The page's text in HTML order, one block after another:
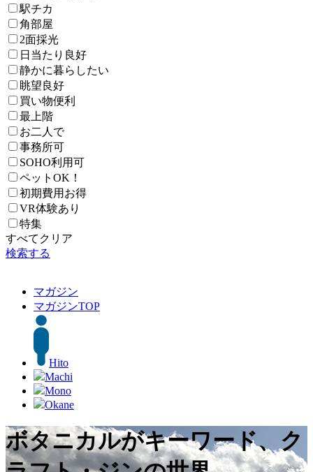
駅チカ
角部屋
2面採光
日当たり良好
静かに暮らしたい
眺望良好
買い物便利
最上階
お二人で
事務所可
SOHO利用可
ペットOK！
初期費用お得
VR体験あり
特集
すべてクリア
検索する
マガジン
マガジンTOP
Hito
Machi
Mono
Okane
ボタニカルがキーワード、ク